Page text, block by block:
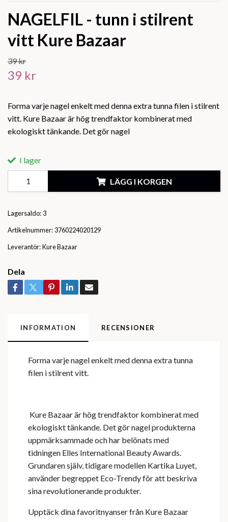
NAGELFIL - tunn i stilrent
vitt Kure Bazaar
39 kr
39 kr
Forma varje nagel enkelt med denna extra tunna filen i stilrent
vitt. Kure Bazaar är hög trendfaktor kombinerat med
ekologiskt tänkande. Det gör nagel
I lager
LÄGG I KORGEN
Lagersaldo: 3
Artikelnummer: 3760224020129
Leverantör:Kure Bazaar
Dela
INFORMATION RECENSIONER
Forma varje nagel enkelt med denna extra tunna
filen i stilrent vitt.
Kure Bazaar är högtrendfaktor kombinerat med
ekologiskt tänkande. Det gör nagel produkterna
uppmärksammade ochhar belönats med
tidningen Elles International Beauty Awards.
Grundaren själv, tidigare modellen Kartika Luyet,
använder begreppet Eco-Trendy för att beskriva
sina revolutionerande produkter.
Upptäck dina favoritnyanser från Kure Bazaar